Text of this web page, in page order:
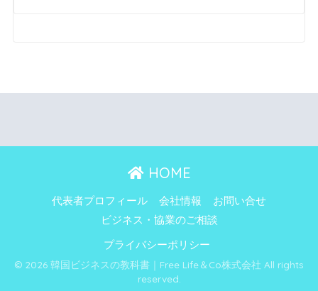
HOME
代表者プロフィール 会社情報
お問い合せ
ビジネス・協業のご相談
プライバシーポリシー
© 2026 韓国ビジネスの教科書｜Free Life＆Co株式会社 All rights
reserved.